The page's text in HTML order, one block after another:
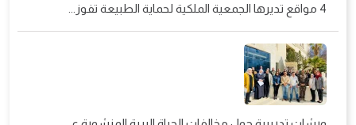
4 مواقع تديرها الجمعية الملكية لحماية الطبيعة تفوز...